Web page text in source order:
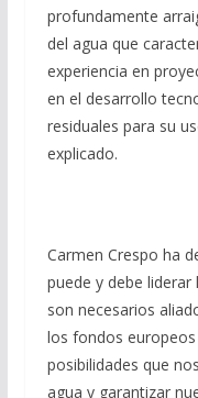
profundamente
del agua que
experiencia en
en el desarrollo
residuales para su
explicado.
Carmen Crespo ha
puede y debe liderar
son necesarios
los fondos
posibilidades que
agua y garantizar